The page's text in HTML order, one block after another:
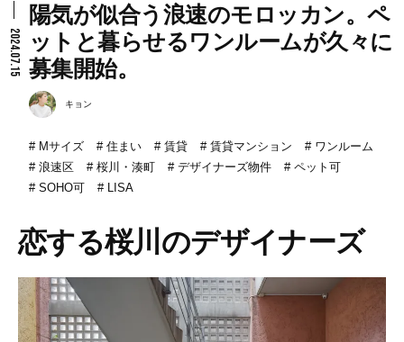
会社情報
採用情報
2024.07.15
陽気が似合う浪速のモロッカン。ペ
ットと暮らせるワンルームが久々に
募集開始。
キョン
Mサイズ 住まい 賃貸 賃貸マンション
ワンルーム
浪速区
桜川・湊町 デザイナーズ物件
ペット可
SOHO可
LISA
恋する桜川のデザイナーズ